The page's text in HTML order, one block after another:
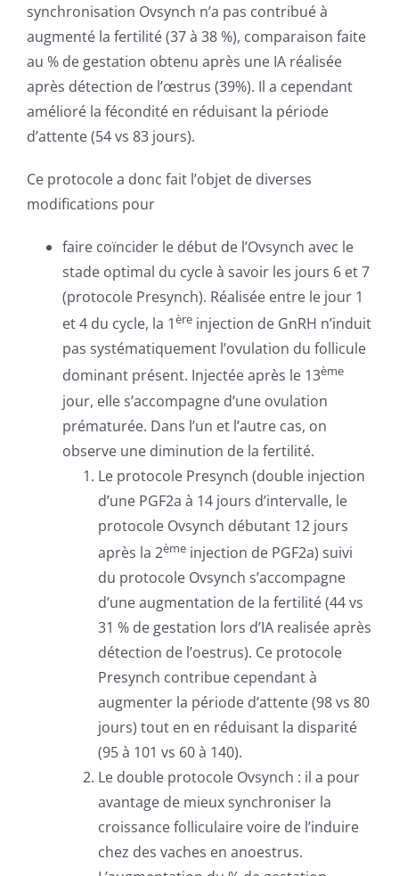
synchronisation Ovsynch n’a pas contribué à
augmenté la fertilité (37 à 38 %), comparaison faite
au % de gestation obtenu après une IA réalisée
après détection de l’œstrus (39%). Il a cependant
amélioré la fécondité en réduisant la période
d’attente (54 vs 83 jours).
Ce protocole a donc fait l’objet de diverses
modifications pour
faire coïncider le début de l’Ovsynch avec le
stade optimal du cycle à savoir les jours 6 et 7
(protocole Presynch). Réalisée entre le jour 1
et 4 du cycle, la 1èreinjection de GnRH n’induit
pas systématiquement l’ovulation du follicule
dominant présent. Injectée après le 13ème
jour, elle s’accompagne d’une ovulation
prématurée. Dans l’un et l’autre cas, on
observe une diminution de la fertilité.
Le protocole Presynch (double injection
d’une PGF2a à 14 jours d’intervalle, le
protocole Ovsynch débutant 12 jours
après la 2èmeinjection de PGF2a) suivi
du protocole Ovsynch s’accompagne
d’une augmentation de la fertilité (44 vs
31 % de gestation lors d’IA realisée après
détection de l’oestrus). Ce protocole
Presynch contribue cependant à
augmenter la période d’attente (98 vs 80
jours) tout en en réduisant la disparité
(95 à 101 vs 60 à 140).
Le double protocole Ovsynch : il a pour
avantage de mieux synchroniser la
croissance folliculaire voire de l’induire
chez des vaches en anoestrus.